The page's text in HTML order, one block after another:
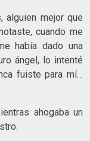
alguien mejor que
cuando me
había dado una
ángel, lo intenté
fuiste para mí…
ahogaba un